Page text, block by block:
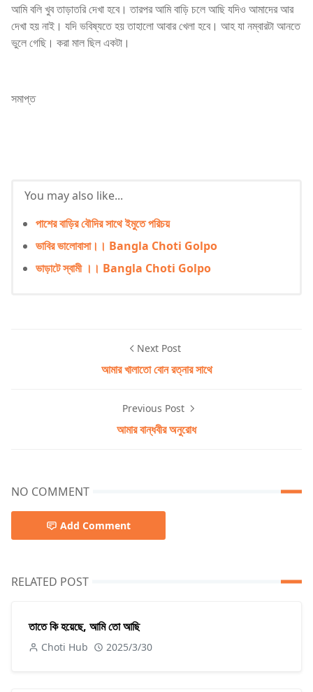
আমি বলি খুব তাড়াতরি দেখা হবে। তারপর আমি বাড়ি চলে আছি যদিও আমাদের আর
দেখা হয় নাই। যদি ভবিষ্যতে হয় তাহালো আবার খেলা হবে। আহ যা নম্বারটা আনতে
ভুলে গেছি। করা মাল ছিল একটা।
সমাপ্ত
You may also like...
পাশের বাড়ির বৌদির সাথে ইমুতে পরিচয়
ভাবির ভালোবাসা।। Bangla Choti Golpo
ভাড়াটে স্বামী ।। Bangla Choti Golpo
Next Post
আমার খালাতো বোন রত্নার সাথে
Previous Post
আমার বান্ধবীর অনুরোধ
NO COMMENT
Add Comment
RELATED POST
তাতে কি হয়েছে, আমি তো আছি
Choti Hub 2025/3/30